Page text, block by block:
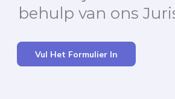
behulp van ons
Vul Het Formulier In